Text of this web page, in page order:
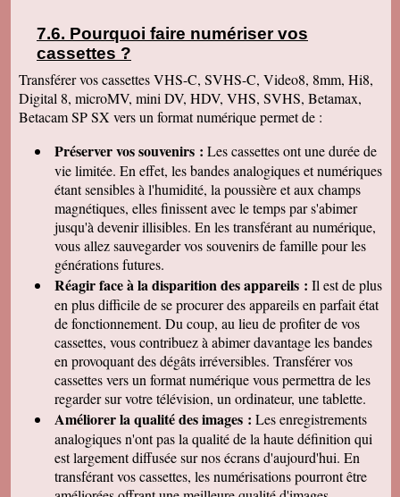
• 63160 ESPIRAT • 63160 FAYET LE
CHATEAU • 63160 GLAINE MONTAIGUT •
63160 MAUZUN • 63160 MONTMORIN •
63160 NEUVILLE • 63160 REIGNAT • 63160
ST JULIEN DE COPPEL • 63170 AUBIERE •
BORT L ETANG • 63190 LEMPTY • 63190
LEZOUX • 63190 MOISSAT • 63190 ORLEAT
• 63190 RAVEL • 63190 SEYCHALLES • 63190
ST JEAN D HEURS • 63200 CHAMBARON
SUR MORGE • 63200 DAVAYAT • 63200
GIMEAUX • 63200 LE CHEIX • 63200
MALAUZAT • 63200 MARSAT • 63200
MENETROL • 63200 MOZAC • 63200 PESSAT
VILLENEUVE • 63200 PROMPSAT • 63200
RIOM • 63200 ST BONNET PRES RIOM •
63200 YSSAC LA TOURETTE • 63210
AURIERES • 63210 CEYSSAT • 63210 HEUME
L EGLISE • 63210 NEBOUZAT • 63210 OLBY
• 63210 ORCIVAL • 63210 PERPEZAT • 63210
ROCHEFORT MONTAGNE • 63210 ST
BONNET PRES ORCIVAL • 63210 ST PIERRE
ROCHE • 63210 VERNINES • 63220 ARLANC
• 63220 BEURIERES • 63220 CHAUMONT LE
Pourquoi faire numériser vos
cassettes ?
Transférer vos cassettes VHS-C, SVHS-C, Video8, 8mm, Hi8,
Digital 8, microMV, mini DV, HDV, VHS, SVHS, Betamax,
Betacam SP SX vers un format numérique permet de :
Préserver vos souvenirs : Les cassettes ont une durée de
vie limitée. En effet, les bandes analogiques et numériques
étant sensibles à l'humidité, la poussière et aux champs
magnétiques, elles finissent avec le temps par s'abimer
jusqu'à devenir illisibles. En lestransférant au numérique,
vous allez sauvegarder vos souvenirs de famille pour les
générations futures.
Réagir face à la disparition des appareils : Il est de plus
en plus difficile de se procurer des appareils en parfait état
de fonctionnement. Du coup, au lieu de profiter de vos
cassettes, vous contribuez à abimer davantage les bandes
en provoquant des dégâts irréversibles. Transférer vos
cassettes vers un format numérique vous permettra de les
regarder sur votre télévision, un ordinateur, une tablette.
Améliorer la qualité des images : Les enregistrements
analogiques n'ont pas la qualité de la haute définition qui
est largement diffusée sur nos écrans d'aujourd'hui. En
transférant vos cassettes, les numérisations pourront être